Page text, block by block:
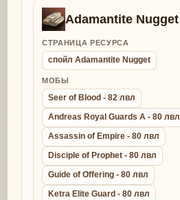
Adamantite Nugget
СТРАНИЦА РЕСУРСА
спойл Adamantite Nugget
МОБЫ
Seer of Blood - 82 лвл
Andreas Royal Guards A - 80 лвл
Assassin of Empire - 80 лвл
Disciple of Prophet - 80 лвл
Guide of Offering - 80 лвл
Ketra Elite Guard - 80 лвл